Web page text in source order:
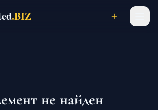
.BIZ
не найден